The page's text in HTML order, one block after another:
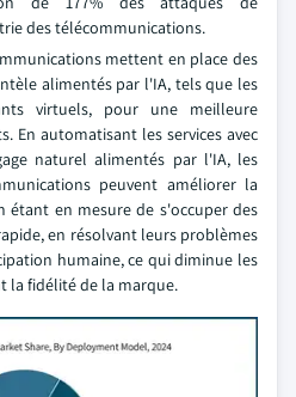
des télécommunications.
mettent en place des
alimentés par l'IA, tels que les
virtuels, pour une meilleure
En automatisant les services avec
naturel alimentés par l'IA, les
peuvent améliorer la
étant en mesure de s'occuper des
en résolvant leurs problèmes
humaine, ce qui diminue les
la fidélité de la marque.